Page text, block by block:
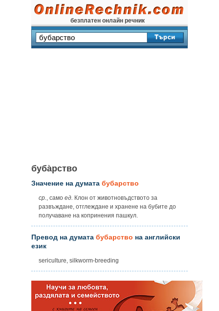
безплатен онлайн речник
буба̀рство
Значение на думата бубарство
ср., само ед. Клон от животновъдството за
развъждане, отглеждане и хранене на бубите до
получаване на копринения пашкул.
Превод на думата бубарство на английски
език
sericulture, silkworm-breeding